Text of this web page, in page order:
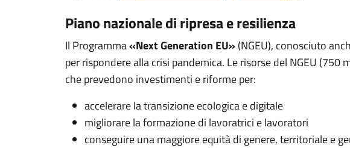
Piano nazionale di ripresa e resilienza
Il Programma«Next Generation EU» (NGEU), conosciuto
per rispondere alla crisi pandemica. Le risorse del NGEU
che prevedono investimenti e riforme per:
accelerare la transizione ecologica e digitale
migliorare la formazione di lavoratrici e lavoratori
conseguire una maggiore equità di genere, territoriale e